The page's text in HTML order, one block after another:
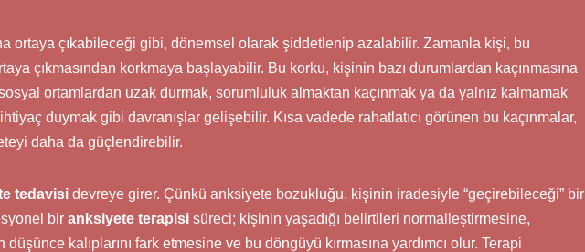
ortaya çıkabileceği gibi, dönemsel olarak şiddetlenip azalabilir. Zamanla kişi, bu
çıkmasından korkmaya başlayabilir. Bu korku, kişinin bazı durumlardan kaçınmasına
ortamlardan uzak durmak, sorumluluk almaktan kaçınmak ya da yalnız kalmamak
duymak gibi davranışlar gelişebilir. Kısa vadede rahatlatıcı görünen bu kaçınmalar,
daha da güçlendirebilir.
tedavisidevreye girer. Çünkü anksiyete bozukluğu, kişinin iradesiyle “geçirebileceği” bir
bir anksiyete terapisisüreci; kişinin yaşadığı belirtileri normalleştirmesine,
kalıplarını fark etmesine ve bu döngüyü kırmasına yardımcı olur. Terapi